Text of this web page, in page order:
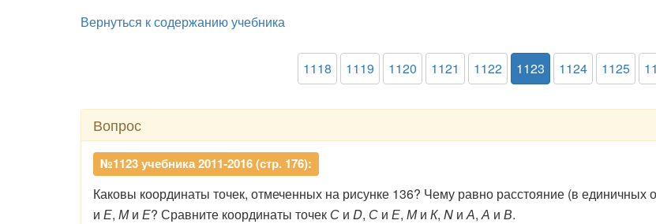
Вернуться к содержанию учебника
1118 1119 1120 1121 1122 1123 1124 1125
Вопрос
№1123 учебника 2011-2016 (стр. 176):
Каковы координаты точек, отмеченных на рисунке 136? Чему равно расстояние (в единичных
и Е, Ми Е? Сравните координаты точек С и D, С и Е, Ми К, N иА,А и В.